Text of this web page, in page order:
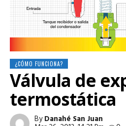
¿CÓMO FUNCIONA?
Válvula de
termostática
ByDanahé San Juan